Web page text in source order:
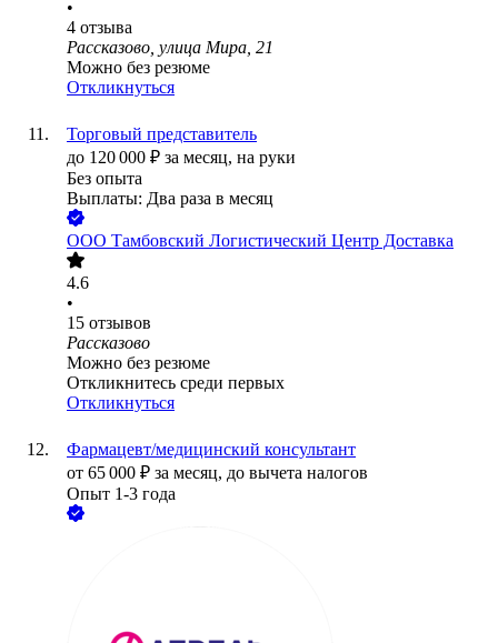
•
4 отзыва
Рассказово, улица Мира, 21
Можно без резюме
Откликнуться
Торговый представитель
до 120 000 ₽ за месяц, на руки
Без опыта
Выплаты: Два раза в месяц
ООО Тамбовский Логистический Центр Доставка
4.6
•
15 отзывов
Рассказово
Можно без резюме
Откликнитесь среди первых
Откликнуться
Фармацевт/медицинский консультант
от 65 000 ₽ за месяц, до вычета налогов
Опыт 1-3 года